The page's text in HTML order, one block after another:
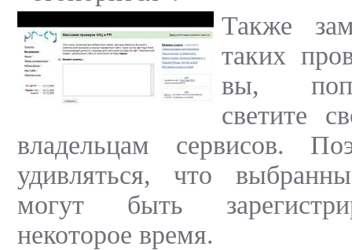
Также
таких
вы,
светите
владельцам сервисов.
удивляться, что
могут быть
некоторое время.